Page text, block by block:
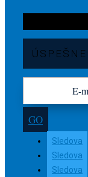
GO
Sledova
Sledova
Sledova